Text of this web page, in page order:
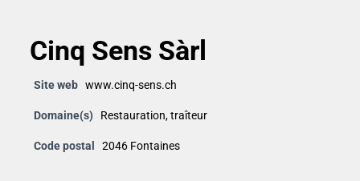
Cinq Sens Sàrl
Site web www.cinq-sens.ch
Domaine(s) Restauration,traîteur
Code postal 2046 Fontaines